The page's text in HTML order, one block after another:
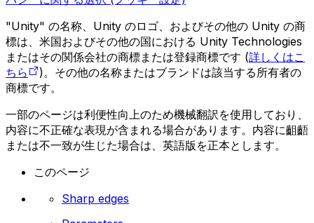
"Unity" の名称、Unity のロゴ、およびその他の Unity の商
標は、米国およびその他の国における Unity Technologies
またはその関係会社の商標または登録商標です (詳しくはこ
ちら
)。その他の名称またはブランドは該当する所有者の
商標です。
一部のページは利便性向上のため機械翻訳を使用しており、
内容に不正確な表現が含まれる場合があります。内容に齟齬
または不一致が生じた場合は、英語版を正本とします。
このページ
Sharp edges